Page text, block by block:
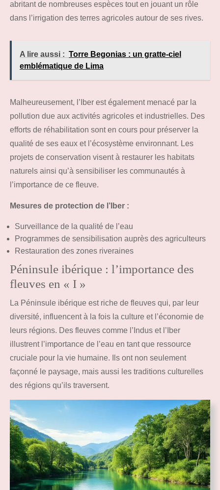
abritant de nombreuses espèces tout en jouant un rôle
dans l’irrigation des terres agricoles autour de ses rives.
A lire aussi : Torre Begonias : un gratte-ciel
emblématique de Lima
Malheureusement, l’Iber est également menacé par la
pollution due aux activités agricoles et industrielles. Des
efforts de réhabilitation sont en cours pour préserver la
qualité de ses eaux et l’écosystème environnant. Les
projets de conservation visent à restaurer les habitats
naturels ainsi qu’à sensibiliser les communautés à
l’importance de ce fleuve.
Mesures de protection de l’Iber :
Surveillance de la qualité de l’eau
Programmes de sensibilisation auprès des agriculteurs
Restauration des zones riveraines
Péninsule ibérique : l’importance des
fleuves en « I »
La Péninsule ibérique est riche de fleuves qui, par leur
diversité, influencent à la fois la culture et l’économie de
leurs régions. Des fleuves comme l’Indus et l’Iber
illustrent l’importance de l’eau en tant que ressource
cruciale pour la vie humaine. Ils ont non seulement
façonné le paysage, mais aussi les traditions culturelles
des régions qu’ils traversent.